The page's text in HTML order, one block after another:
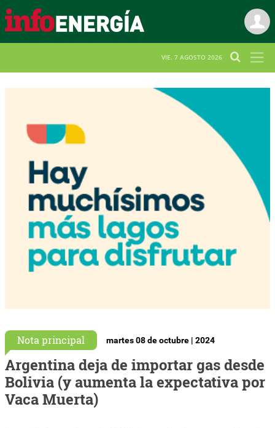
VIE. 7 AGOSTO 2026
Nota principal martes 08 de octubre | 2024
Argentina deja de importar gas desde
Bolivia (y aumenta la expectativa por
Vaca Muerta)